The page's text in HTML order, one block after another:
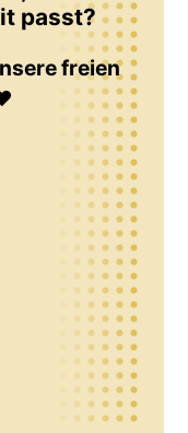
passt?
freien